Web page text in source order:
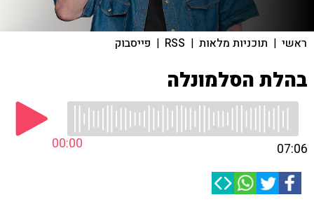
ראשי | תוכניות מלאות |
RSS
| פייסבוק
בהלת הסלמונלה
00:00 07:06